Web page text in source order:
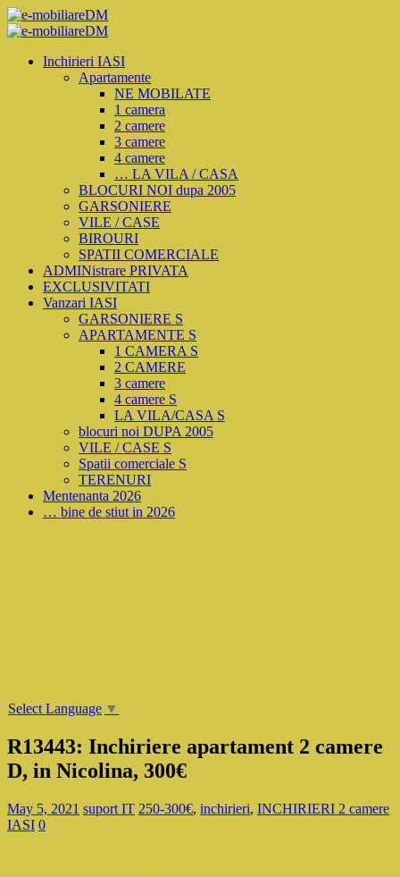
Inchirieri IASI
Apartamente
NE MOBILATE
1 camera
2 camere
3 camere
4 camere
… LA VILA / CASA
BLOCURI NOI dupa 2005
GARSONIERE
VILE / CASE
BIROURI
SPATII COMERCIALE
ADMINistrare PRIVATA
EXCLUSIVITATI
Vanzari IASI
GARSONIERE S
APARTAMENTE S
1 CAMERA S
2 CAMERE
3 camere
4 camere S
LA VILA/CASA S
blocuri noi DUPA 2005
VILE / CASE S
Spatii comerciale S
TERENURI
Mentenanta 2026
… bine de stiut in 2026
Select Language ▼
R13443: Inchiriere apartament 2 camere
D, in Nicolina, 300€
May 5, 2021 suport IT 250-300€, inchirieri, INCHIRIERI 2 camere
IASI 0